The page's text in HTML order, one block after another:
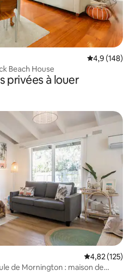
Note
4,9 (148)
Beach House
privées à louer
Note
4,82 (125)
de Mornington : maison de